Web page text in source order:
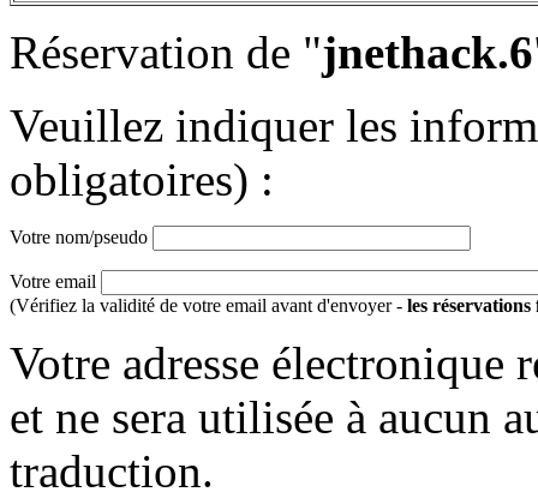
Réservation de "jnethack.6
Veuillez indiquer les
obligatoires) :
Votre nom/pseudo
Votre email
(Vérifiez la validité de votre email avant d'envoyer - les réservations
Votre adresse électronique
et ne sera utilisée à aucun
traduction.